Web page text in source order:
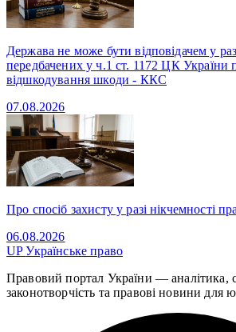
Держава не може бути відповідачем у
передбачених у ч.1 ст. 1172 ЦК України
відшкодування шкоди - ККС
07.08.2026
Про спосіб захисту у разі нікчемності
06.08.2026
UPУкраїнське право
Правовий портал України — аналітика,
законотворчість та правові новини для